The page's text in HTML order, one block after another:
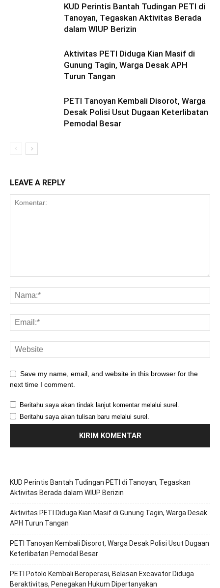
KUD Perintis Bantah Tudingan PETI di
Tanoyan, Tegaskan Aktivitas Berada
dalam WIUP Berizin
Aktivitas PETI Diduga Kian Masif di
Gunung Tagin, Warga Desak APH
Turun Tangan
PETI Tanoyan Kembali Disorot, Warga
Desak Polisi Usut Dugaan Keterlibatan
Pemodal Besar
LEAVE A REPLY
Save my name, email, and website in this browser for the
next time I comment.
Beritahu saya akan tindak lanjut komentar melalui surel.
Beritahu saya akan tulisan baru melalui surel.
KUD Perintis Bantah Tudingan PETI di Tanoyan, Tegaskan
Aktivitas Berada dalam WIUP Berizin
Aktivitas PETI Diduga Kian Masif di Gunung Tagin, Warga Desak
APH Turun Tangan
PETI Tanoyan Kembali Disorot, Warga Desak Polisi Usut Dugaan
Keterlibatan Pemodal Besar
PETI Potolo Kembali Beroperasi, Belasan Excavator Diduga
Beraktivitas, Penegakan Hukum Dipertanyakan